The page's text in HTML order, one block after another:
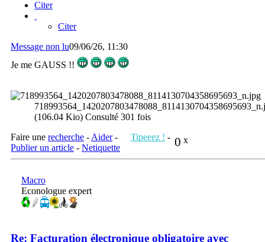
Citer
Citer
Message non lu09/06/26, 11:30
Je me GAUSS !!
(106.04 Kio) Consulté 301 fois
0 x
Faire une recherche - Aider- Tipeeez ! -
Publier un article - Netiquette
Macro
Econologue expert
Re: Facturation électronique obligatoire avec